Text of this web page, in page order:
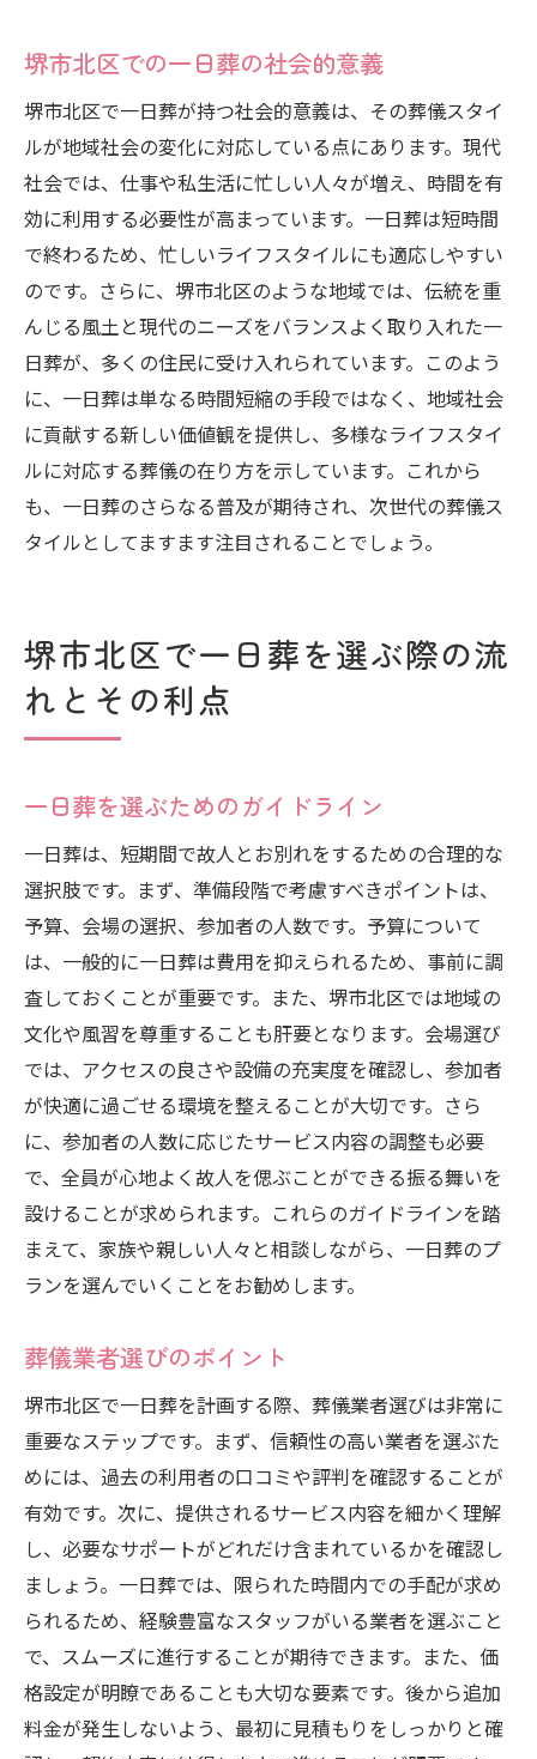
堺市北区での一日葬の社会的意義
堺市北区で一日葬が持つ社会的意義は、その葬儀スタイ
ルが地域社会の変化に対応している点にあります。現代
社会では、仕事や私生活に忙しい人々が増え、時間を有
効に利用する必要性が高まっています。一日葬は短時間
で終わるため、忙しいライフスタイルにも適応しやすい
のです。さらに、堺市北区のような地域では、伝統を重
んじる風土と現代のニーズをバランスよく取り入れた一
日葬が、多くの住民に受け入れられています。このよう
に、一日葬は単なる時間短縮の手段ではなく、地域社会
に貢献する新しい価値観を提供し、多様なライフスタイ
ルに対応する葬儀の在り方を示しています。これから
も、一日葬のさらなる普及が期待され、次世代の葬儀ス
タイルとしてますます注目されることでしょう。
堺市北区で一日葬を選ぶ際の流
れとその利点
一日葬を選ぶためのガイドライン
一日葬は、短期間で故人とお別れをするための合理的な
選択肢です。まず、準備段階で考慮すべきポイントは、
予算、会場の選択、参加者の人数です。予算について
は、一般的に一日葬は費用を抑えられるため、事前に調
査しておくことが重要です。また、堺市北区では地域の
文化や風習を尊重することも肝要となります。会場選び
では、アクセスの良さや設備の充実度を確認し、参加者
が快適に過ごせる環境を整えることが大切です。さら
に、参加者の人数に応じたサービス内容の調整も必要
で、全員が心地よく故人を偲ぶことができる振る舞いを
設けることが求められます。これらのガイドラインを踏
まえて、家族や親しい人々と相談しながら、一日葬のプ
ランを選んでいくことをお勧めします。
葬儀業者選びのポイント
堺市北区で一日葬を計画する際、葬儀業者選びは非常に
重要なステップです。まず、信頼性の高い業者を選ぶた
めには、過去の利用者の口コミや評判を確認することが
有効です。次に、提供されるサービス内容を細かく理解
し、必要なサポートがどれだけ含まれているかを確認し
ましょう。一日葬では、限られた時間内での手配が求め
られるため、経験豊富なスタッフがいる業者を選ぶこと
で、スムーズに進行することが期待できます。また、価
格設定が明瞭であることも大切な要素です。後から追加
料金が発生しないよう、最初に見積もりをしっかりと確